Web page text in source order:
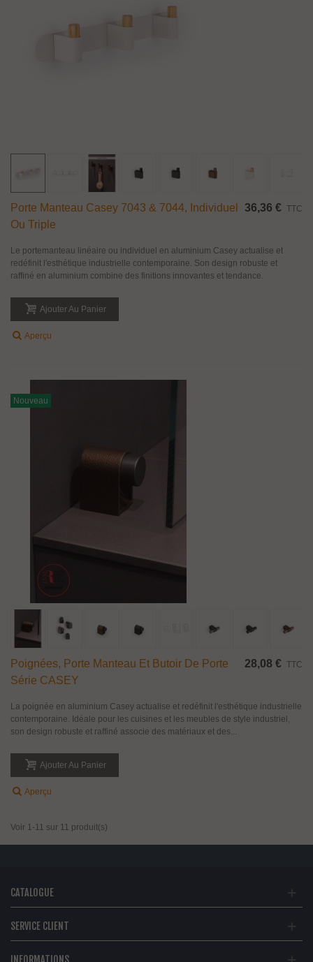
Porte Manteau Casey 7043 & 7044, Individuel
Ou Triple
36,36 € TTC
Le portemanteau linéaire ou individuel en aluminium Casey actualise et
redéfinit l'esthétique industrielle contemporaine. Son design robuste et
raffiné en aluminium combine des finitions innovantes et tendance.
Ajouter Au Panier
Aperçu
Nouveau
Poignées, Porte Manteau Et Butoir De Porte
Série CASEY
28,08 € TTC
La poignée en aluminium Casey actualise et redéfinit l'esthétique industrielle
contemporaine. Idéale pour les cuisines et les meubles de style industriel,
son design robuste et raffiné associe des matériaux et des...
Ajouter Au Panier
Aperçu
Voir 1-11 sur 11 produit(s)
CATALOGUE
SERVICE CLIENT